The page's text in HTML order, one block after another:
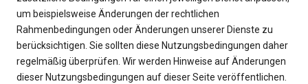
um beispielsweise Änderungen der rechtlichen
Rahmenbedingungen oder Änderungen unserer Dienste zu
berücksichtigen. Sie sollten diese Nutzungsbedingungen daher
regelmäßig überprüfen. Wir werden Hinweise auf Änderungen
dieser Nutzungsbedingungen auf dieser Seite veröffentlichen.